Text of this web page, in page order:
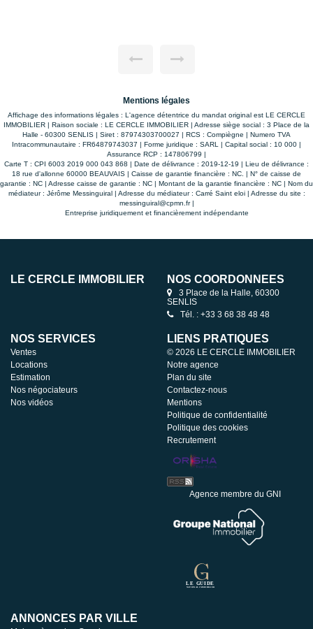
Mentions légales
Affichage des informations légales : L'agence détentrice du mandat original est LE CERCLE
IMMOBILIER | Raison sociale : LE CERCLE IMMOBILIER | Adresse siège social : 3 Place de la
Halle - 60300 SENLIS | Siret : 87974303700027 | RCS : Compiègne | Numero TVA
Intracommunautaire : FR64879743037 | Forme juridique : SARL | Capital social : 10 000 |
Assurance RCP : 147806799 |
Carte T : CPI 6003 2019 000 043 868 | Date de délivrance : 2019-12-19 | Lieu de délivrance :
18 rue d'allonne 60000 BEAUVAIS | Caisse de garantie financière : NC. | N° de caisse de
garantie : NC | Adresse caisse de garantie : NC | Montant de la garantie financière : NC | Nom du
médiateur : Jérôme Messinguiral | Adresse du médiateur : Carré Saint eloi | Adresse du site :
messinguiral@cpmn.fr|
Entreprise juridiquement et financièrement indépendante
LE CERCLE IMMOBILIER NOS COORDONNÉES
3 Place de la Halle, 60300
SENLIS
Tél. : +33 3 68 38 48 48
NOS SERVICES
Ventes
Locations
Estimation
Nos négociateurs
Nos vidéos
LIENS PRATIQUES
© 2026 LE CERCLE IMMOBILIER
Notre agence
Plan du site
Contactez-nous
Mentions
Politique de confidentialité
Politique des cookies
Recrutement
Agence membre du GNI
ANNONCES PAR VILLE